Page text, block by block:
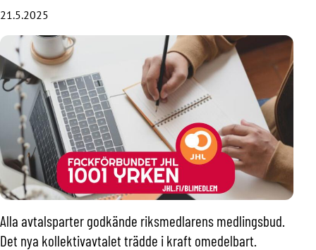
21.5.2025
Alla avtalsparter godkände riksmedlarens medlingsbud.
Det nya kollektivavtalet trädde i kraft omedelbart.